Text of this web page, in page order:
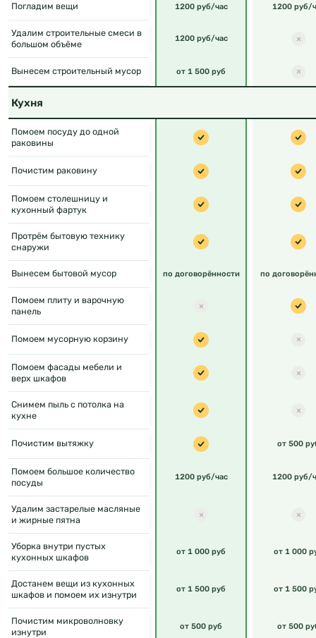
Погладим вещи 1200 руб/час 1200 руб/
Удалим строительные смеси в
большом объёме
1200 руб/час
Вынесем строительный мусор от 1 500 руб
Кухня
Помоем посуду до одной
раковины
Почистим раковину
Помоем столешницу и
кухонный фартук
Протрём бытовую технику
снаружи
Вынесем бытовой мусор по договорённости по
Помоем плиту и варочную
панель
Помоем мусорную корзину
Помоем фасады мебели и
верх шкафов
Снимем пыль с потолка на
кухне
Почистим вытяжку от 500
Помоем большое количество
посуды
1200 руб/час 1200 руб/
Удалим застарелые масляные
и жирные пятна
Уборка внутри пустых
кухонных шкафов
от 1 000 руб от 1 000
Достанем вещи из кухонных
шкафов и помоем их изнутри
от 1 500 руб от 1 500
Почистим микроволновку
изнутри
от 500 руб от 500